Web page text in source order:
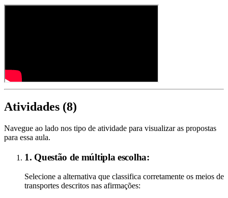
Atividades (8)
Navegue ao lado nos tipo de atividade para visualizar as propostas
para essa aula.
1. Questão de múltipla escolha:
Selecione a alternativa que classifica corretamente os meios de
transportes descritos nas afirmações: